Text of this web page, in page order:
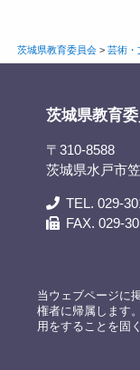
茨城県教育委員会> 芸術・
茨城県教育
〒310-8588
茨城県水戸市
TEL. 029-
FAX. 029-
当ウェブページに
権者に帰属します
用をすることを固